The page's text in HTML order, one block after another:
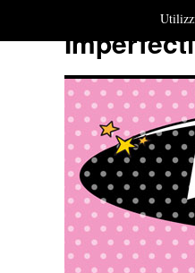
Imperfecti